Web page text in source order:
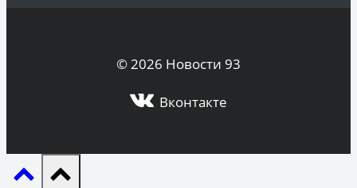
© 2026 Новости 93
Вконтакте